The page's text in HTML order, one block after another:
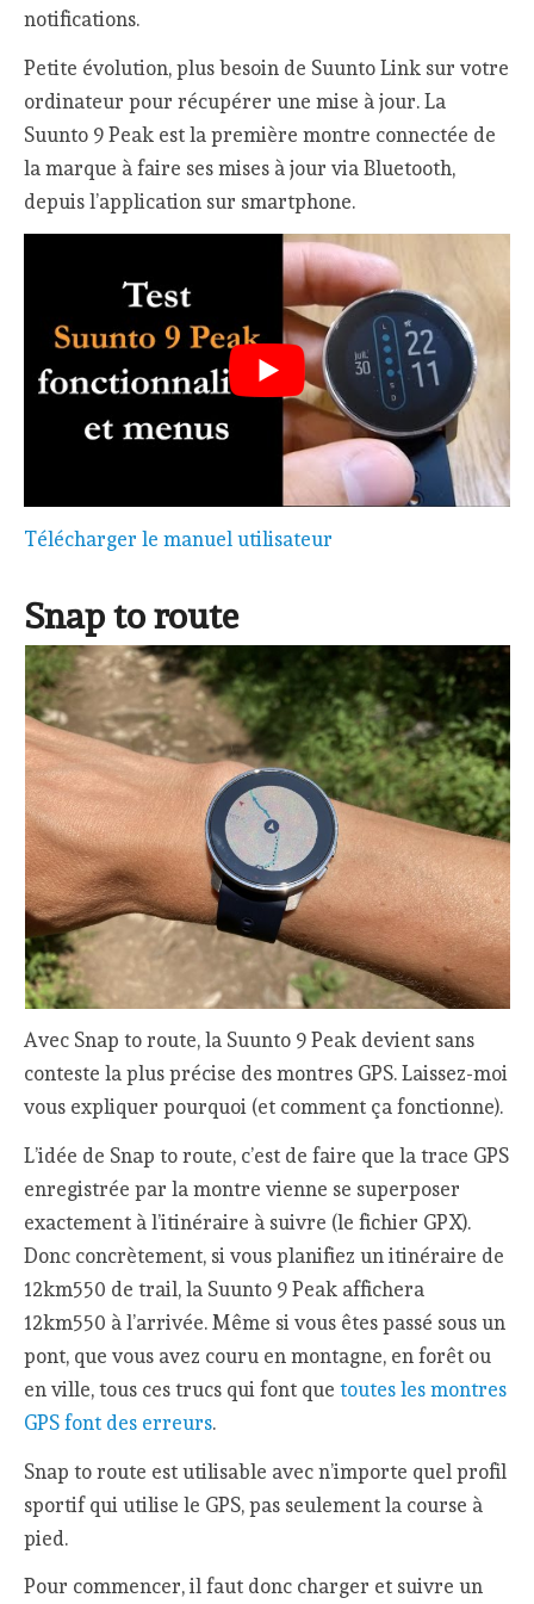
notifications.
Petite évolution, plus besoin de Suunto Link sur votre
ordinateur pour récupérer une mise à jour. La
Suunto 9 Peak est la première montre connectée de
la marque à faire ses mises à jour via Bluetooth,
depuis l’application sur smartphone.
Télécharger le manuel utilisateur
Snap to route
Avec Snap to route, la Suunto 9 Peak devient sans
conteste la plus précise des montres GPS. Laissez-moi
vous expliquer pourquoi (et comment ça fonctionne).
L’idée de Snap to route, c’est de faire que la trace GPS
enregistrée par la montre vienne se superposer
exactement à l’itinéraire à suivre (le fichier GPX).
Donc concrètement, si vous planifiez un itinéraire de
12km550 de trail, la Suunto 9 Peak affichera
12km550 à l’arrivée. Même si vous êtes passé sous un
pont, que vous avez couru en montagne, en forêt ou
en ville, tous ces trucs qui font quetoutes les montres
GPS font des erreurs.
Snap to route est utilisable avec n’importe quel profil
sportif qui utilise le GPS, pas seulement la course à
pied.
Pour commencer, il faut donc charger et suivre un